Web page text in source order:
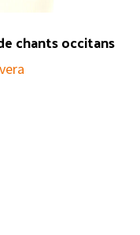
chants occitans